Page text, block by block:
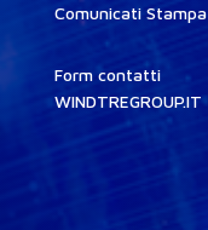
Comunicati Stampa
Form contatti
WINDTREGROUP.IT